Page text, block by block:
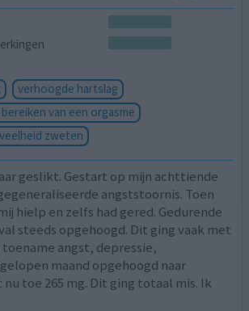
verhoogde hartslag
van een orgasme
zweten
geslikt. Gestart op mijn achttiende
angststoornis. Toen
hielp en zelfs had gered. Gedurende
steeds opgehoogd. Dit ging vaak met
angst, depressie,
maand opgehoogd naar
toe 265 mg. Dit ging totaal mis. Ik